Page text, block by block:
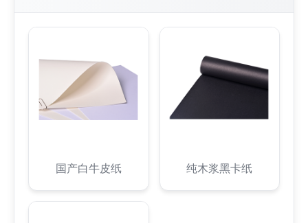
国产白牛皮纸 纯木浆黑卡纸